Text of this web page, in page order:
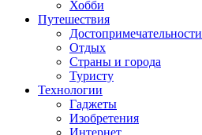
Хобби
Путешествия
Достопримечательности
Отдых
Страны и города
Туристу
Технологии
Гаджеты
Изобретения
Интернет